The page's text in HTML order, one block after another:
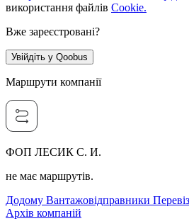
використання файлів Cookie.
Вже зареєстровані?
Увійдіть у Qoobus
Маршрути компанії
ФОП ЛЕСИК С. И.
не має маршрутів.
Додому Вантажовідправники
Архів компаній